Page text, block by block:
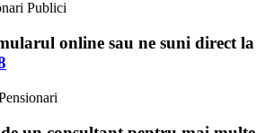
online sau ne suni direct la